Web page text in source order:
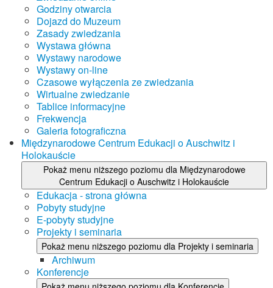
Godziny otwarcia
Dojazd do Muzeum
Zasady zwiedzania
Wystawa główna
Wystawy narodowe
Wystawy on-line
Czasowe wyłączenia ze zwiedzania
Wirtualne zwiedzanie
Tablice informacyjne
Frekwencja
Galeria fotograficzna
Międzynarodowe Centrum Edukacji o Auschwitz i
Holokauście
Pokaż menu niższego poziomu dla Międzynarodowe
Centrum Edukacji o Auschwitz i Holokauście
Edukacja - strona główna
Pobyty studyjne
E-pobyty studyjne
Projekty i seminaria
Pokaż menu niższego poziomu dla Projekty i seminaria
Archiwum
Konferencje